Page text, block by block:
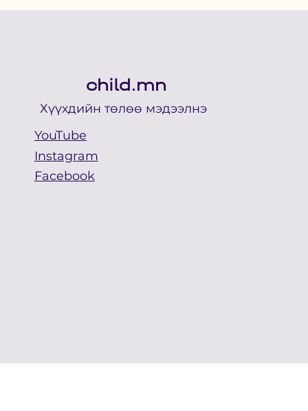
child.mn
Хүүхдийн төлөө мэдээлнэ
YouTube
Facebook
Instagram